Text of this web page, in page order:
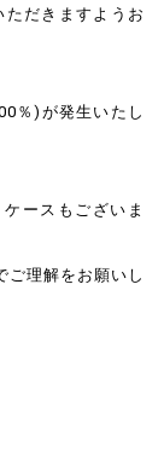
だきますようお
％)が発生いたし
ースもございま
ご理解をお願いし